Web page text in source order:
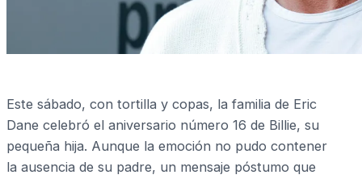
Este sábado, con tortilla y copas, la familia de Eric
Dane celebró el aniversario número 16 de Billie, su
pequeña hija. Aunque la emoción no pudo contener
la ausencia de su padre, un mensaje póstumo que